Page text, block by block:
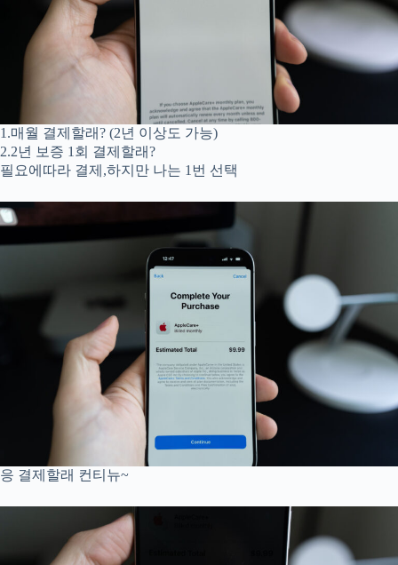
1.매월 결제할래? (2년 이상도 가능)
2.2년 보증 1회 결제할래?
필요에따라 결제,하지만 나는 1번 선택
응 결제할래 컨티뉴~